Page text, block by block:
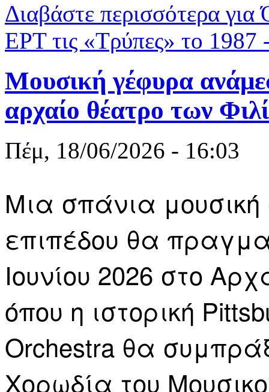
Διαβάστε περισσότερα για
ΕΡΤ τις «Τρύπες» το
Μουσική γέφυρα
αρχαίο θέατρο των
Πέμ, 18/06/2026 - 16:03
Μια σπάνια
επιπέδου θα
Ιουνίου 2026 στο
όπου η ιστορική
Orchestra θα
Χορωδία του